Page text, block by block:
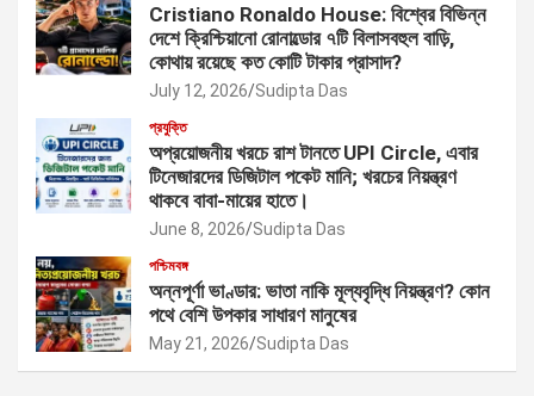
Cristiano Ronaldo House: বিশ্বের বিভিন্ন
দেশে ক্রিশ্চিয়ানো রোনাল্ডোর ৭টি বিলাসবহুল বাড়ি,
কোথায় রয়েছে কত কোটি টাকার প্রাসাদ?
July 12, 2026 Sudipta Das
প্রযুক্তি
অপ্রয়োজনীয় খরচে রাশ টানতে UPI Circle, এবার
টিনেজারদের ডিজিটাল পকেট মানি; খরচের নিয়ন্ত্রণ
থাকবে বাবা-মায়ের হাতে।
June 8, 2026 Sudipta Das
পশ্চিমবঙ্গ
অন্নপূর্ণা ভাণ্ডার: ভাতা নাকি মূল্যবৃদ্ধি নিয়ন্ত্রণ? কোন
পথে বেশি উপকার সাধারণ মানুষের
May 21, 2026 Sudipta Das